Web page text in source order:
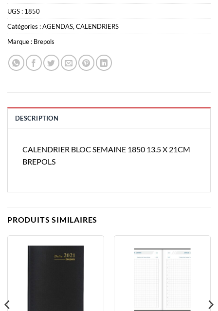
UGS : 1850
Catégories :AGENDAS, CALENDRIERS
Marque : Brepols
DESCRIPTION
CALENDRIER BLOC SEMAINE 1850 13.5 X 21CM
BREPOLS
PRODUITS SIMILAIRES